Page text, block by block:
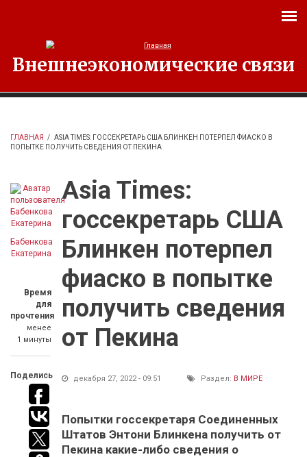
Внешнеэкономические связи
ГЛАВНАЯ / ASIA TIMES: ГОССЕКРЕТАРЬ США БЛИНКЕН ПОТЕРПЕЛ ФИАСКО В
ПОПЫТКЕ ПОЛУЧИТЬ СВЕДЕНИЯ ОТ ПЕКИНА
Бабенкова
Екатерина
Время
для
прочтения
менее
1 минуты
Поделись
Asia Times:
госсекретарь США
Блинкен потерпел
фиаско в попытке
получить сведения
от Пекина
декабря 27, 2022 - 09:51 Раздел: В МИРЕ
Попытки госсекретаря Соединенных
Штатов Энтони Блинкена получить от
Пекина какие-либо сведения о